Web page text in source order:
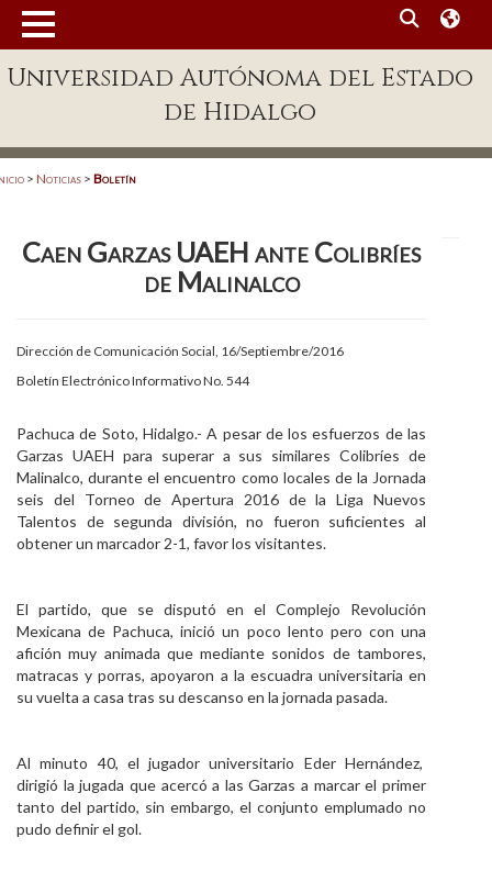
Enlaces
Patronato
Publicaciones en línea
Acreditación Internacional
Alumnado
Aspirantes
Personal
Visitantes
Universidad Autónoma del Estado
de Hidalgo
> Noticias > Boletín
Caen Garzas UAEH ante Colibríes
de Malinalco
Dirección de Comunicación Social, 16/Septiembre/2016
Boletín Electrónico Informativo No. 544
Pachuca de Soto, Hidalgo.- A pesar de los esfuerzos de las
Garzas UAEH para superar a sus similares Colibríes de
Malinalco, durante el encuentro como locales de la Jornada
seis del Torneo de Apertura 2016 de la Liga Nuevos
Talentos de segunda división, no fueron suficientes al
obtener un marcador 2-1, favor los visitantes.
El partido, que se disputó en el Complejo Revolución
Mexicana de Pachuca, inició un poco lento pero con una
afición muy animada que mediante sonidos de tambores,
matracas y porras, apoyaron a la escuadra universitaria en
su vuelta a casa tras su descanso en la jornada pasada.
Al minuto 40, el jugador universitario Eder Hernández,
dirigió la jugada que acercó a las Garzas a marcar el primer
tanto del partido, sin embargo, el conjunto emplumado no
pudo definir el gol.